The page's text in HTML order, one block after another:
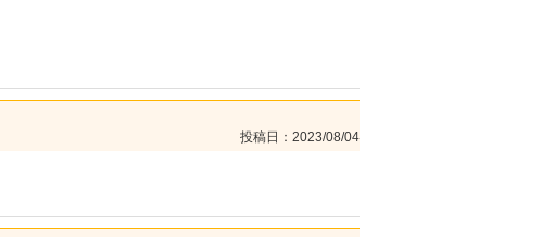
投稿日
2023/08/04